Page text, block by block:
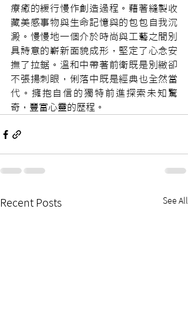
療癒的緩行慢作創造過程。藉著縫製收
藏美感事物與生命記憶與的包包自我沉
澱。慢慢地一個介於時尚與工藝之間別
具詩意的嶄新面貌成形，堅定了心念安
撫了拉鋸。溫和中帶著前衛既是別緻卻
不張揚刺眼，俐落中既是經典也全然當
代。擁抱自信的獨特前進探索未知驚
奇，豐富心靈的歷程。
Recent Posts See All